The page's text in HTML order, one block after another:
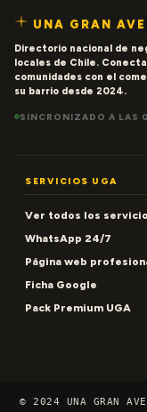
UNA GRAN
Directorio nacional de
locales de Chile.
comunidades con el
su barrio desde 2024.
SINCRONIZADO A LAS
SERVICIOS UGA
Ver todos los
WhatsApp 24/7
Página web
Ficha Google
Pack Premium UGA
© 2024 UNA GRAN